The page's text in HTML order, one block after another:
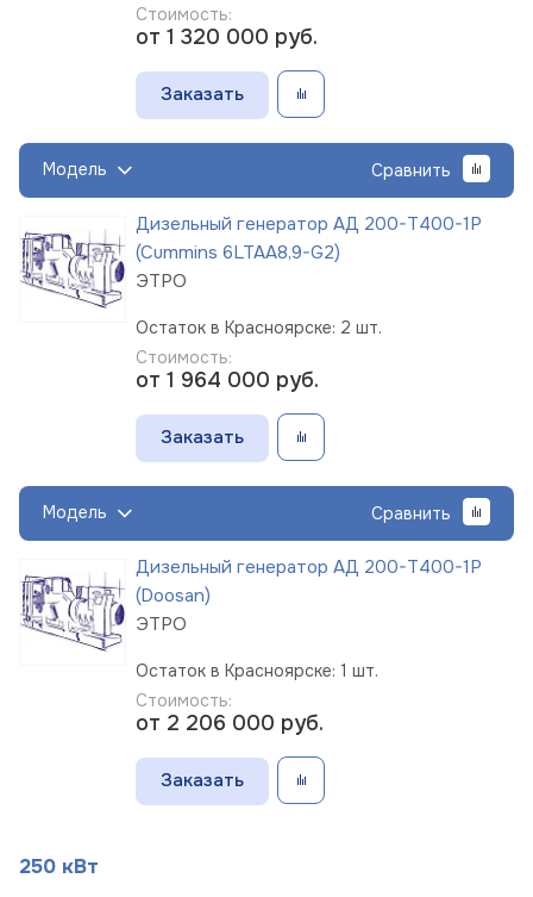
Стоимость:
от 1 320 000 руб.
Заказать
Модель Сравнить
Дизельный генератор АД 200-Т400-1Р
(Cummins 6LTAA8,9-G2)
ЭТРО
Остаток в Красноярске: 2 шт.
Стоимость:
от 1 964 000 руб.
Заказать
Модель Сравнить
Дизельный генератор АД 200-Т400-1Р
(Doosan)
ЭТРО
Остаток в Красноярске: 1 шт.
Стоимость:
от 2 206 000 руб.
Заказать
250 кВт